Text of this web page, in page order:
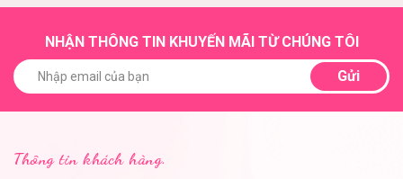
NHẬN THÔNG TIN KHUYẾN MÃI TỪ CHÚNG TÔI
Gửi
Thông tin khách hàng.